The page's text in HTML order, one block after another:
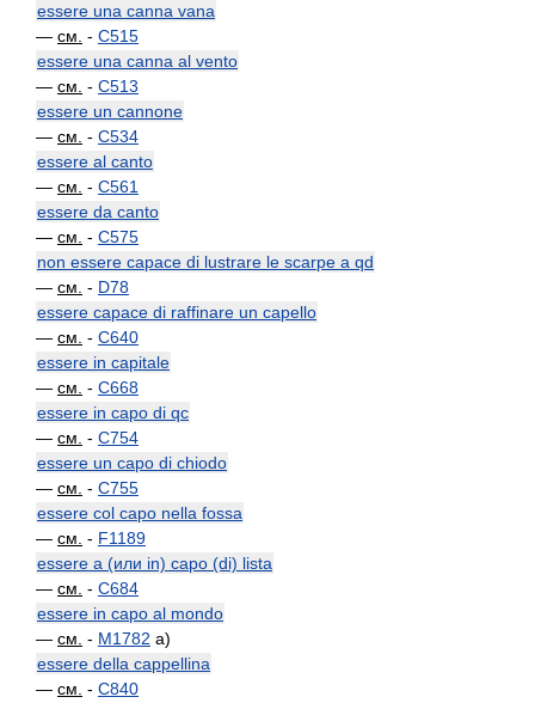
essere una canna vana
— см. - C515
essere una canna al vento
— см. - C513
essere un cannone
— см. - C534
essere al canto
— см. - C561
essere da canto
— см. - C575
non essere capace di lustrare le scarpe a qd
— см. - D78
essere capace di raffinare un capello
— см. - C640
essere in capitale
— см. - C668
essere in capo di qc
— см. - C754
essere un capo di chiodo
— см. - C755
essere col capo nella fossa
— см. - F1189
essere a (или in) capo (di) lista
— см. - C684
essere in capo al mondo
— см. - M1782 a)
essere della cappellina
— см. - C840